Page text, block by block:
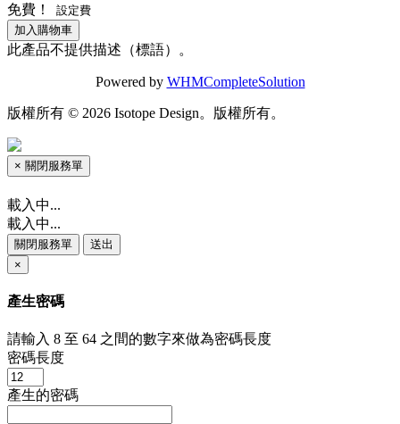
免費！
設定費
加入購物車
此產品不提供描述（標語）。
Powered by WHMCompleteSolution
版權所有 © 2026 Isotope Design。版權所有。
× 關閉服務單
載入中...
載入中...
關閉服務單
送出
×
產生密碼
請輸入 8 至 64 之間的數字來做為密碼長度
密碼長度
產生的密碼